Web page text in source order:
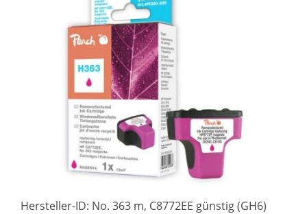
Hersteller-ID: No. 363 m, C8772EE günstig (GH6)